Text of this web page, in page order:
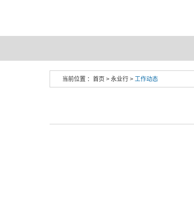
当前位置 ： 首页 > 永业行 > 工作动态